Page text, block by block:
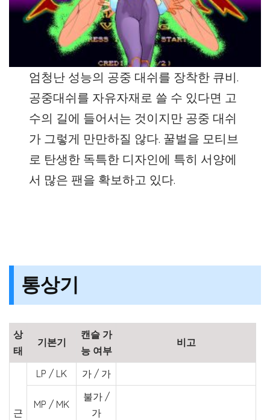
엄청난 성능의 공중 대쉬를 장착한 큐비.
공중대쉬를 자유자재로 쓸 수 있다면 고
수의 길에 들어서는 것이지만 공중 대쉬
가 그렇게 만만하질 않다. 꿀벌을 모티브
로 탄생한 독특한 디자인에 특히 서양에
서 많은 팬을 확보하고 있다.
통상기
상
태
기본기
캔슬 가
능 여부
비고
근
LP / LK 가 / 가
MP / MK
불가 /
가